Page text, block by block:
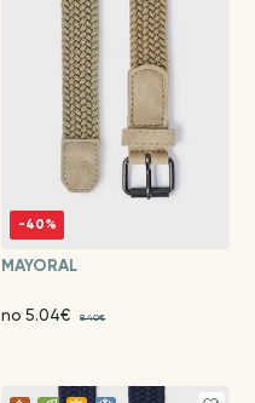
-40%
MAYORAL
no 5.04€ 8.40€